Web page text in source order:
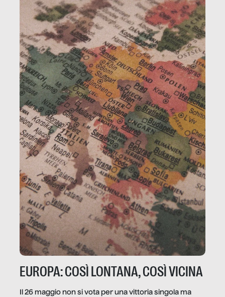
EUROPA: COSÌ LONTANA, COSÌ VICINA
Il 26 maggio non si vota per una vittoria singola ma